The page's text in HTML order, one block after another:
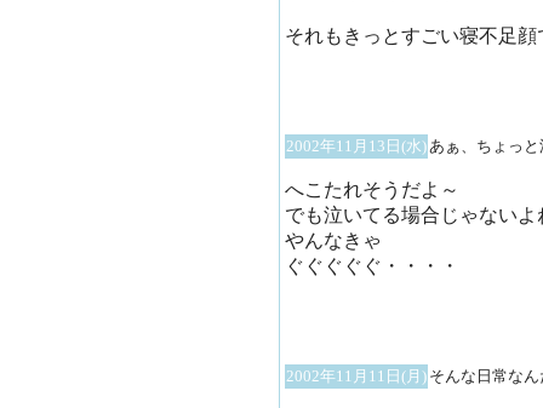
それもきっとすごい寝不足顔
2002年11月13日(水)あぁ、ちょっ
へこたれそうだよ～
でも泣いてる場合じゃないよ
やんなきゃ
ぐぐぐぐぐ・・・・
2002年11月11日(月) そんな日常な